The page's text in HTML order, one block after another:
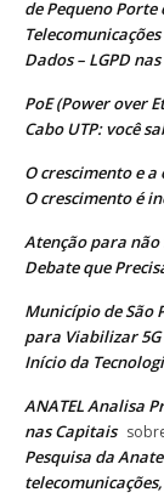
de Pequeno Porte
Telecomunicações
Dados – LGPD
PoE (Power over
Cabo UTP: você
O crescimento e
O crescimento é
Atenção para não
Debate que
Município de São
para Viabilizar 5G
Início da
ANATEL Analisa
nas Capitais
Pesquisa da